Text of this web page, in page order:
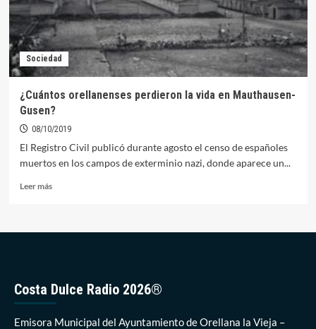
Sociedad
¿Cuántos orellanenses perdieron la vida en Mauthausen-
Gusen?
08/10/2019
El Registro Civil publicó durante agosto el censo de españoles
muertos en los campos de exterminio nazi, donde aparece un...
Leer másLeer
en
Mauthausen-
Gusen?
Costa Dulce Radio 2026®
Emisora Municipal del Ayuntamiento de Orellana la Vieja –